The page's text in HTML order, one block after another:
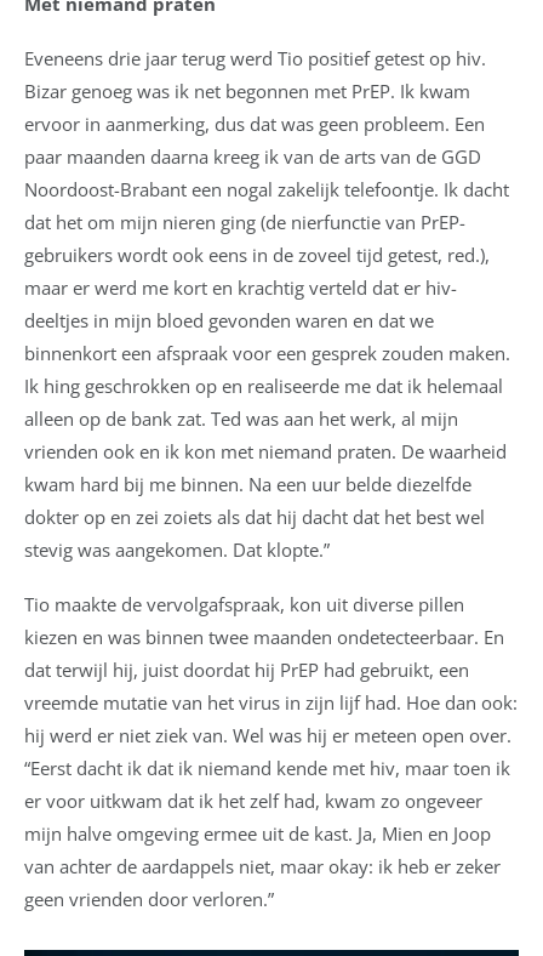
Eveneens drie jaar terug werd Tio positief getest op hiv.
Bizar genoeg was ik net begonnen met PrEP. Ik kwam
ervoor in aanmerking, dus dat was geen probleem. Een
paar maanden daarna kreeg ik van de arts van de GGD
Noordoost-Brabant een nogal zakelijk telefoontje. Ik dacht
dat het om mijn nieren ging (de nierfunctie van PrEP-
gebruikers wordt ook eens in de zoveel tijd getest, red.),
maar er werd me kort en krachtig verteld dat er hiv-
deeltjes in mijn bloed gevonden waren en dat we
binnenkort een afspraak voor een gesprek zouden maken.
Ik hing geschrokken op en realiseerde me dat ik helemaal
alleen op de bank zat. Ted was aan het werk, al mijn
vrienden ook en ik kon met niemand praten. De waarheid
kwam hard bij me binnen. Na een uur belde diezelfde
dokter op en zei zoiets als dat hij dacht dat het best wel
stevig was aangekomen. Dat klopte.”
Tio maakte de vervolgafspraak, kon uit diverse pillen
kiezen en was binnen twee maanden ondetecteerbaar. En
dat terwijl hij, juist doordat hij PrEP had gebruikt, een
vreemde mutatie van het virus in zijn lijf had. Hoe dan ook:
hij werd er niet ziek van. Wel was hij er meteen open over.
“Eerst dacht ik dat ik niemand kende met hiv, maar toen ik
er voor uitkwam dat ik het zelf had, kwam zo ongeveer
mijn halve omgeving ermee uit de kast. Ja, Mien en Joop
van achter de aardappels niet, maar okay: ik heb er zeker
geen vrienden door verloren.”